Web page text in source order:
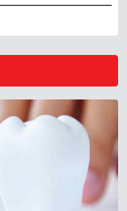
nyert az